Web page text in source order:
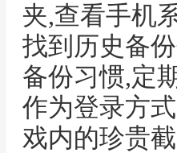
夹,查看手机
找到历史备
备份习惯,定
作为登录方
戏内的珍贵